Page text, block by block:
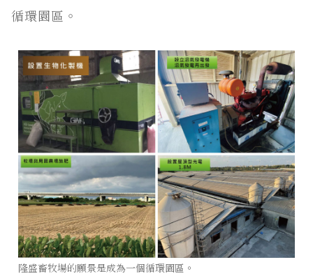
循環園區。
隆盛畜牧場的願景是成為一個循環園區。